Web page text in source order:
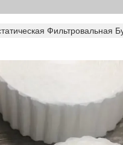
Фильтровальная